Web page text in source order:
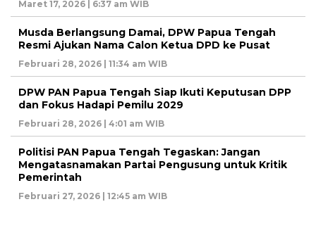
Maret 17, 2026 | 6:37 am WIB
Musda Berlangsung Damai, DPW Papua Tengah
Resmi Ajukan Nama Calon Ketua DPD ke Pusat
Februari 28, 2026 | 11:34 am WIB
DPW PAN Papua Tengah Siap Ikuti Keputusan DPP
dan Fokus Hadapi Pemilu 2029
Februari 28, 2026 | 4:01 am WIB
Politisi PAN Papua Tengah Tegaskan: Jangan
Mengatasnamakan Partai Pengusung untuk Kritik
Pemerintah
Februari 27, 2026 | 12:45 am WIB